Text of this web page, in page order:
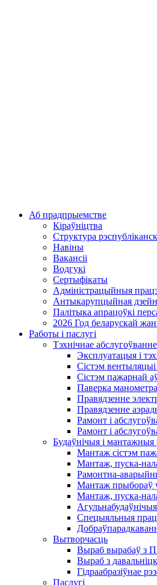
Аб прадпрыемстве
Кіраўніцтва
Структура
Навіны
Вакансіі
Водгукі
Сертыфікаты
Адміністрацыйныя
Антыкарупцыйная
Палітыка апрацоўкі
2026 Год беларускай
Работы і паслугі
Тэхнічнае абслугоўванне
Эксплуатацыя і
Сістэм
Сістэм пажарнай
Паверка
Правядзенне
Правядзенне
Рамонт і
Рамонт і
Будаўнічыя і мантажныя
Мантаж сістэм
Мантаж, пуска-
Рамонтна-
Мантаж прыбораў
Мантаж, пуска-
Спецыяльныя
Вытворчасць
Выраб вырабаў з
Выраб з
Гідраабразіўнае
Паслугі